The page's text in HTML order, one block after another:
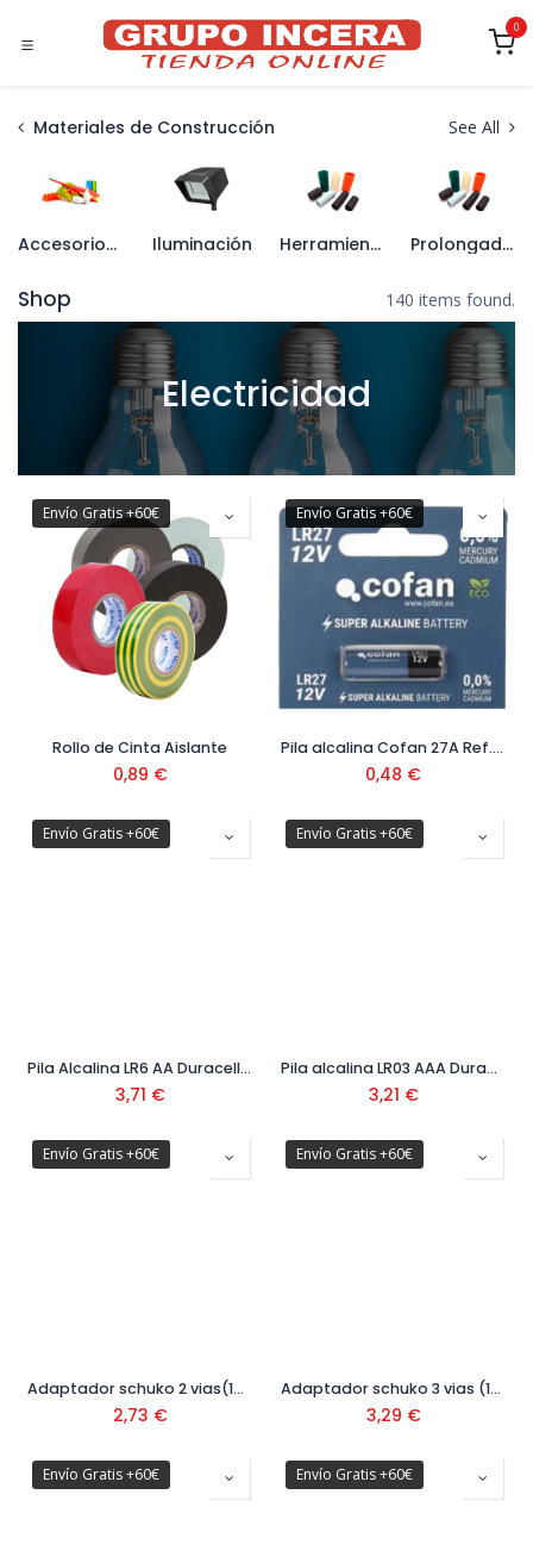
0
Materiales de Construcción See All
Accesorios de Conexión Iluminación Herramienta de Electricista Prolongadores y Enrollacables
Shop 140 items found.
Electricidad
Envío Gratis +60€
Rollo de Cinta Aislante
0,89 €
Envío Gratis +60€
Pila alcalina Cofan 27A Ref. 50002008
0,48 €
Envío Gratis +60€
Pila Alcalina LR6 AA Duracell (4 ud) Ref. 009000112
3,71 €
Envío Gratis +60€
Pila alcalina LR03 AAA Duracell (4 ud) Ref. 009000111
3,21 €
Envío Gratis +60€
Adaptador schuko 2 vias(16A-250V) Ref: 51001031
2,73 €
Envío Gratis +60€
Adaptador schuko 3 vias (16A-250V) Ref: 51001032
3,29 €
Envío Gratis +60€ Envío Gratis +60€